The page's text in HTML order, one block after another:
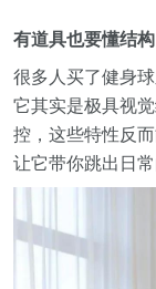
有道具也要懂结
很多人买了健身
它其实是极具视
控，这些特性反而
让它带你跳出日常